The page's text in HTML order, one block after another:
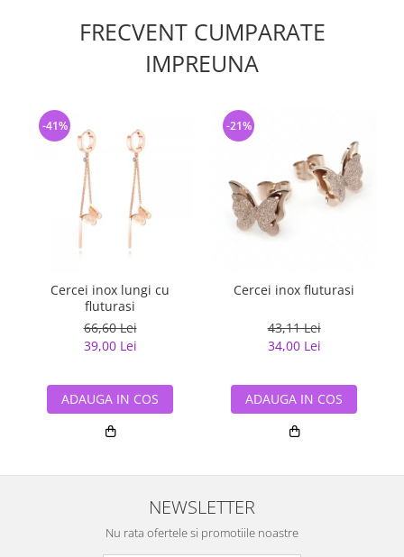
FRECVENT CUMPARATE
IMPREUNA
Cercei inox lungi cu
fluturasi
66,60 Lei
39,00 Lei
-41%
ADAUGA IN COS
Cercei inox fluturasi
43,11 Lei
34,00 Lei
-21%
ADAUGA IN COS
NEWSLETTER
Nu rata ofertele si promotiile noastre